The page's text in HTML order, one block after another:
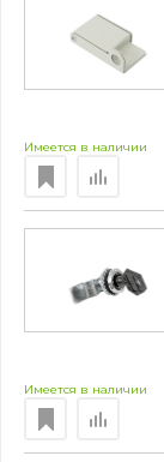
Имеется в наличии
Имеется в наличии